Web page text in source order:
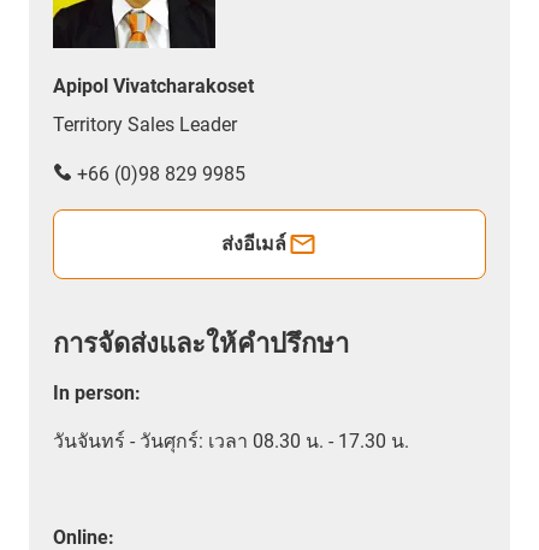
Apipol Vivatcharakoset
Territory Sales Leader
+66 (0)98 829 9985
ส่งอีเมล์
การจัดส่งและให้คำปรึกษา
In person:
วันจันทร์ - วันศุกร์: เวลา 08.30 น. - 17.30 น.
Online: